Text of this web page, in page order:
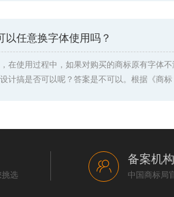
以任意换字体使用吗？
在使用过程中，如果对购买的商标原有字体
计搞是否可以呢？答案是不可以。根据《商
挑选
备案机构
中国商标局